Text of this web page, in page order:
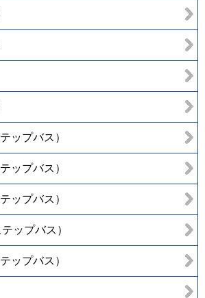
ップバス）
ップバス）
ップバス）
ップバス）
ップバス）